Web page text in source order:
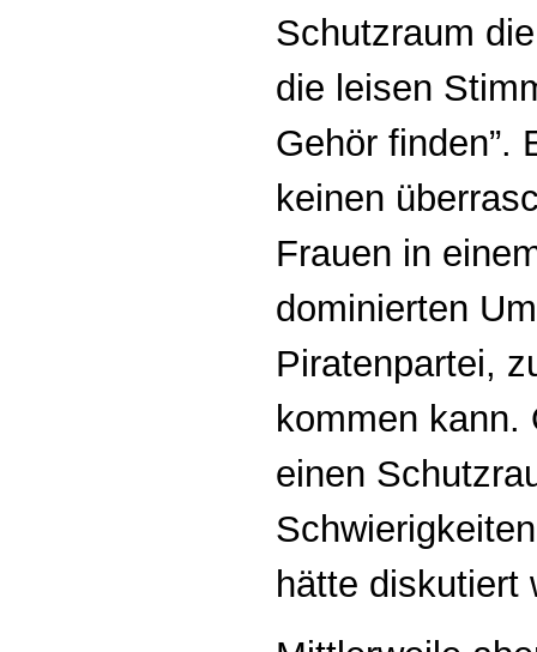
Schutzraum
die leisen
Gehör finden”.
keinen
Frauen in
dominierten
Piratenpartei,
kommen kann.
einen
hätte diskutiert